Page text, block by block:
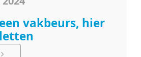
vakbeurs, hier